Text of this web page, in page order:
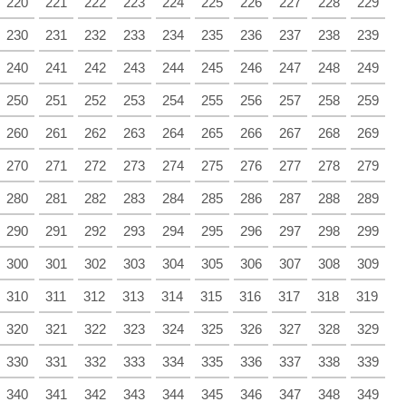
230 231 232 233 234 235 236 237 238 239
240 241 242 243 244 245 246 247 248 249
250 251 252 253 254 255 256 257 258 259
260 261 262 263 264 265 266 267 268 269
270 271 272 273 274 275 276 277 278 279
280 281 282 283 284 285 286 287 288 289
290 291 292 293 294 295 296 297 298 299
300 301 302 303 304 305 306 307 308 309
310 311 312 313 314 315 316 317 318 319
320 321 322 323 324 325 326 327 328 329
330 331 332 333 334 335 336 337 338 339
340 341 342 343 344 345 346 347 348 349